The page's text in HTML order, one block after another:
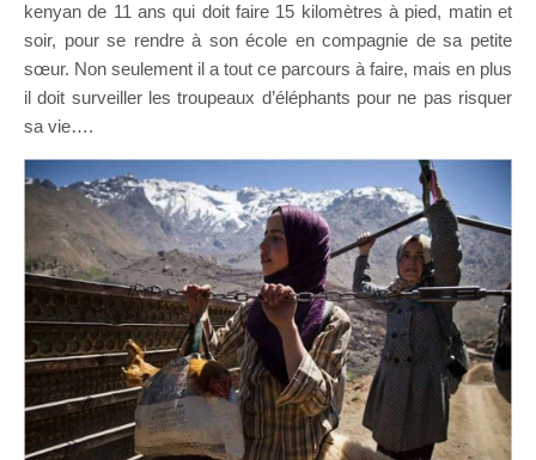
kenyan de 11 ans qui doit faire 15 kilomètres à pied, matin et
soir, pour se rendre à son école en compagnie de sa petite
sœur. Non seulement il a tout ce parcours à faire, mais en plus
il doit surveiller les troupeaux d’éléphants pour ne pas risquer
sa vie….